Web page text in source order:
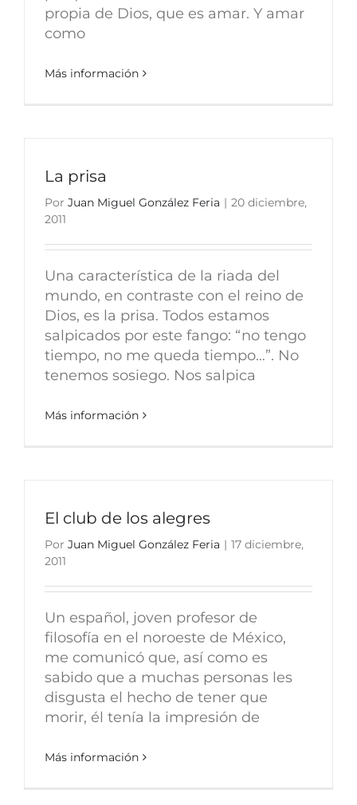
propia de Dios, que es amar. Y amar
como
Más información
La prisa
Por Juan Miguel González Feria | 20 diciembre,
2011
Una característica de la riada del
mundo, en contraste con el reino de
Dios, es la prisa. Todos estamos
salpicados por este fango: “no tengo
tiempo, no me queda tiempo…”. No
tenemos sosiego. Nos salpica
Más información
El club de los alegres
Por Juan Miguel González Feria | 17 diciembre,
2011
Un español, joven profesor de
filosofía en el noroeste de México,
me comunicó que, así como es
sabido que a muchas personas les
disgusta el hecho de tener que
morir, él tenía la impresión de
Más información